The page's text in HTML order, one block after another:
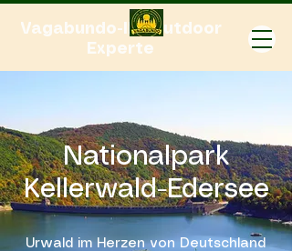
Vagabundo-Ihr Outdoor
Experte
Nationalpark
Kellerwald-Edersee
Urwald im Herzen von Deutschland